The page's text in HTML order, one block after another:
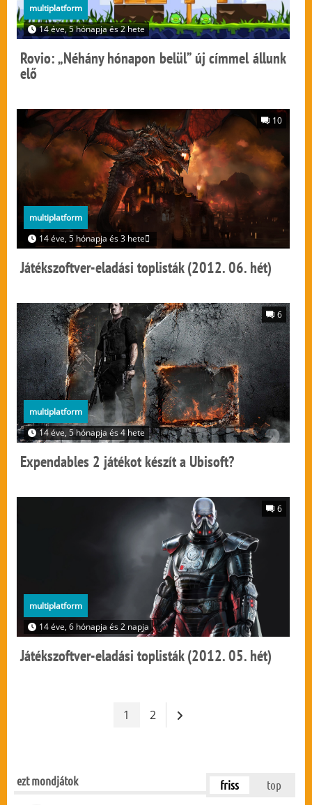
multiplatform
14 éve, 5 hónapja és 2 hete
Rovio: „Néhány hónapon belül” új címmel állunk
elő
10
multiplatform
14 éve, 5 hónapja és 3 hete
Játékszoftver-eladási toplisták (2012. 06. hét)
6
multiplatform
14 éve, 5 hónapja és 4 hete
Expendables 2 játékot készít a Ubisoft?
6
multiplatform
14 éve, 6 hónapja és 2 napja
Játékszoftver-eladási toplisták (2012. 05. hét)
1 2
ezt mondjátok friss top